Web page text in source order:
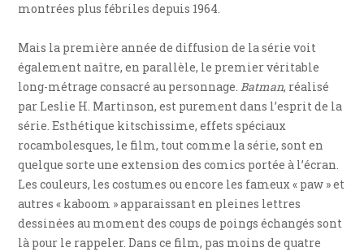
montrées plus fébriles depuis 1964.
Mais la première année de diffusion de la série voit
également naître, en parallèle, le premier véritable
long-métrage consacré au personnage.Batman, réalisé
par Leslie H. Martinson, est purement dans l’esprit de la
série. Esthétique kitschissime, effets spéciaux
rocambolesques, le film, tout comme la série, sont en
quelque sorte une extension des comics portée à l’écran.
Les couleurs, les costumes ou encore les fameux « paw » et
autres « kaboom » apparaissant en pleines lettres
dessinées au moment des coups de poings échangés sont
là pour le rappeler. Dans ce film, pas moins de quatre